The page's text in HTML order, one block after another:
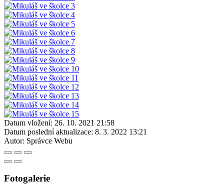
Datum vložení: 26. 10. 2021 21:58
Datum poslední aktualizace: 8. 3. 2022 13:21
Autor: Správce Webu
Fotogalerie